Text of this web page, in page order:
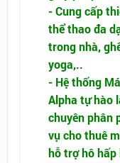
- Cung cấp
thể thao đa
trong nhà,
yoga,..
- Hệ thống
Alpha tự hào
chuyên phân
vụ cho thuê
hỗ trợ hô hấp